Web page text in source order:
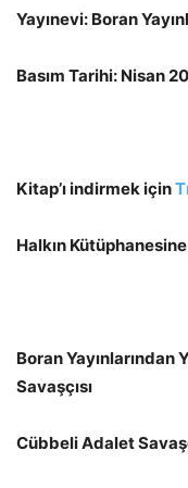
Yayınevi: Boran
Basım Tarihi: Nisan
Kitap’ı indirmek için
Halkın
Boran
Savaşçısı
Cübbeli Adalet